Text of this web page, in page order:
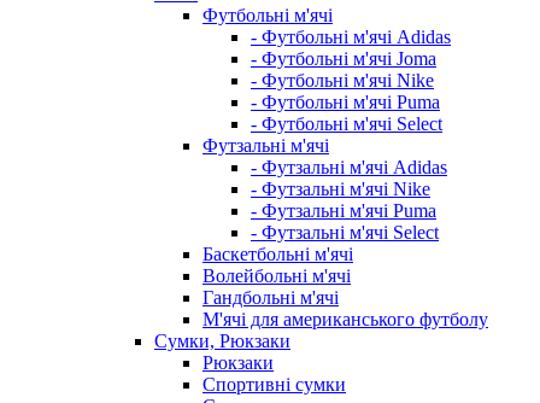
Футбольні м'ячі
- Футбольні м'ячі Adidas
- Футбольні м'ячі Joma
- Футбольні м'ячі Nike
- Футбольні м'ячі Puma
- Футбольні м'ячі Select
Футзальні м'ячі
- Футзальні м'ячі Adidas
- Футзальні м'ячі Nike
- Футзальні м'ячі Puma
- Футзальні м'ячі Select
Баскетбольні м'ячі
Волейбольні м'ячі
Гандбольні м'ячі
М'ячі для американського футболу
Сумки, Рюкзаки
Рюкзаки
Спортивні сумки